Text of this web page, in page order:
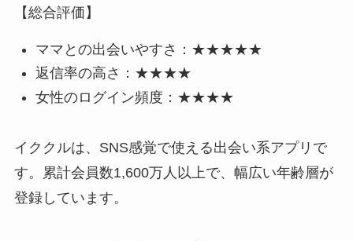
【総合評価】
ママとの出会いやすさ：★★★★★
返信率の高さ：★★★★
女性のログイン頻度：★★★★
イククルは、SNS感覚で使える出会い系アプリで
す。累計会員数1,600万人以上で、幅広い年齢層が
登録しています。